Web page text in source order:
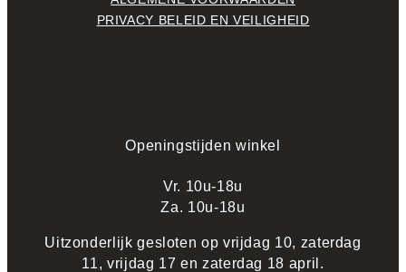
PRIVACY BELEID EN VEILIGHEID
Openingstijden winkel
Vr. 10u-18u
Za. 10u-18u
Uitzonderlijk gesloten op vrijdag 10, zaterdag
11, vrijdag 17 en zaterdag 18 april.